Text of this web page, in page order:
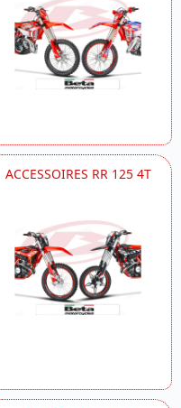
ACCESSOIRES RR 125 4T